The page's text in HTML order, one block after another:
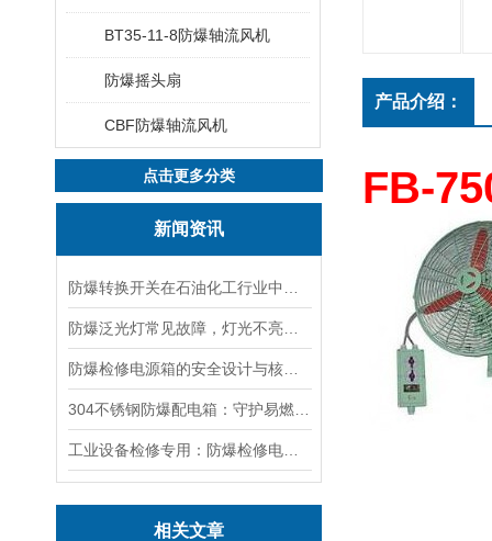
BT35-11-8防爆轴流风机
防爆摇头扇
CBF防爆轴流风机
点击更多分类
新闻资讯
相关文章
产品介绍：
FB-